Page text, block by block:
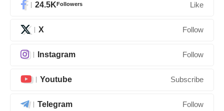
24.5KFollowers Like
X Follow
Instagram Follow
Youtube Subscribe
Telegram Follow